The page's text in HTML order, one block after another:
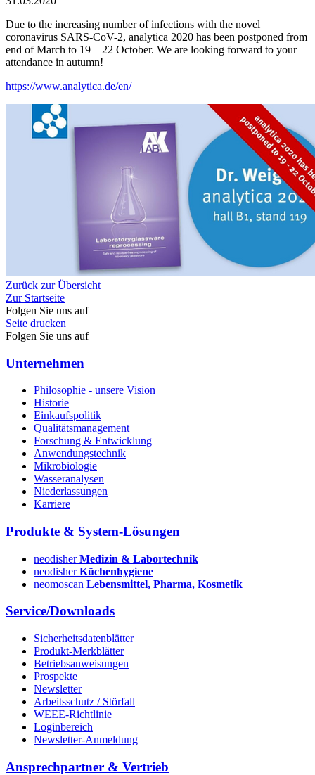
Due to the increasing number of infections with the novel
coronavirus SARS-CoV-2, analytica 2020 has been postponed from
end of March to 19 – 22 October. We are looking forward to your
attendance in autumn!
https://www.analytica.de/en/
Zurück zur Übersicht
Zur Startseite
Folgen Sie uns auf
Seite drucken
Folgen Sie uns auf
Unternehmen
Philosophie - unsere Vision
Historie
Einkaufspolitik
Qualitätsmanagement
Forschung & Entwicklung
Anwendungstechnik
Mikrobiologie
Wasseranalysen
Niederlassungen
Karriere
Produkte & System-Lösungen
neodisherMedizin & Labortechnik
neodisherKüchenhygiene
neomoscan Lebensmittel, Pharma, Kosmetik
Service/Downloads
Sicherheitsdatenblätter
Produkt-Merkblätter
Betriebsanweisungen
Prospekte
Newsletter
Arbeitsschutz / Störfall
WEEE-Richtlinie
Loginbereich
Newsletter-Anmeldung
Ansprechpartner & Vertrieb